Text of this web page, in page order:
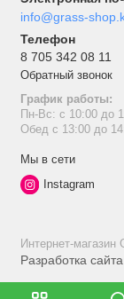
info@grass-
Телефон
8 705 342 08 11
Обратный звонок
График работы:
Пн-Вс: с 10:00 до
Обед с 13:00 до
Мы в сети
Instagram
Интернет-
Разработка сайта